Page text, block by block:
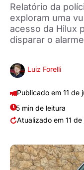
Relatório da
exploram uma
acesso da Hilux
disparar o alarme
Luiz Forelli
11 de
5 min de leitura
11